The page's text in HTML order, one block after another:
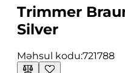
Trimmer
Silver
Məhsul kodu:721788